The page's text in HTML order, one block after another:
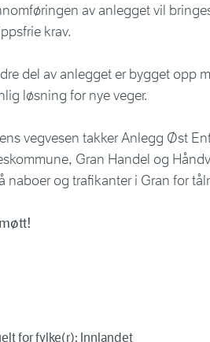
av anlegget vil
krav.
del av anlegget er bygget opp
løsning for nye veger.
vegvesen takker Anlegg Øst
Gran Handel og
naboer og trafikanter i Gran for
for fylke(r): Innlandet